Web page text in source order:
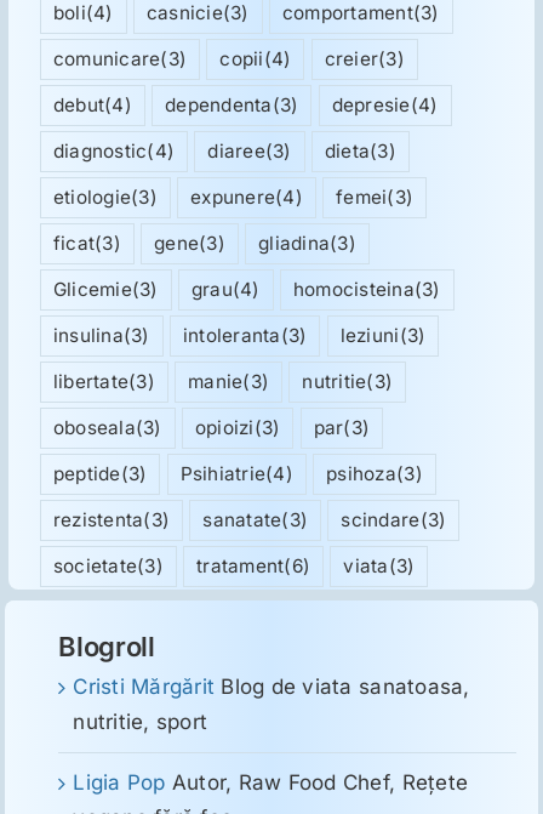
boli(4) casnicie(3) comportament(3)
comunicare(3) copii(4) creier(3)
debut(4) dependenta(3) depresie(4)
diagnostic(4) diaree(3) dieta(3)
etiologie(3) expunere(4) femei(3)
ficat(3) gene(3) gliadina(3)
Glicemie(3) grau(4) homocisteina(3)
insulina(3) intoleranta(3) leziuni(3)
libertate(3) manie(3) nutritie(3)
oboseala(3) opioizi(3) par(3)
peptide(3) Psihiatrie(4) psihoza(3)
rezistenta(3) sanatate(3) scindare(3)
societate(3) tratament(6) viata(3)
Blogroll
Cristi Mărgărit Blog de viata sanatoasa,
nutritie, sport
Ligia Pop Autor, Raw Food Chef, Reţete